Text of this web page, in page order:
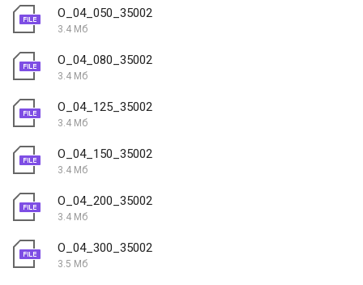
O_04_050_35002
3.4 Мб
O_04_080_35002
3.4 Мб
O_04_125_35002
3.4 Мб
O_04_150_35002
3.4 Мб
O_04_200_35002
3.4 Мб
O_04_300_35002
3.5 Мб